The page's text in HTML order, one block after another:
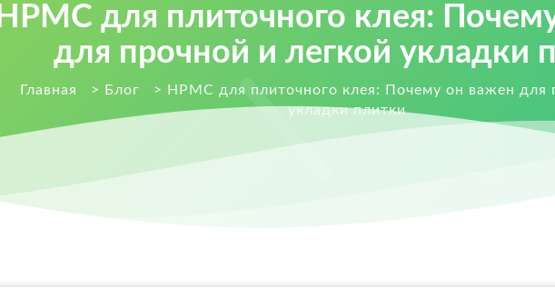
HPMC для плиточного клея:
для прочной и легкой укладки
Главная > Блог >
HPMC для плиточного клея: Почему он важен для
укладки плитки